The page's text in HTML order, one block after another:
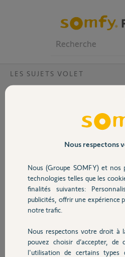
Volet
Sécurité
Domotique
Chauffage
LES SUJETS VOLET
L’application Tahoma me demande
plus fonctionner. Reinitialisation
mail de confirmation après la
Merci,
Fre
il y a environ 2 mois
Réponses
Nous respectons
Nous (Groupe SOMFY) et nos
technologies telles que les
finalités suivantes:
publicités, offrir une expérience
notre trafic.
Nous respectons votre droit à
pouvez choisir d’accepter,
l'utilisation de certains types